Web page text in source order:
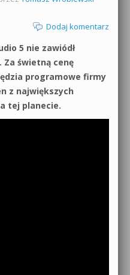
Dodaj komentarz
5 nie zawiódł
Za świetną cenę
programowe firmy
z największych
tej planecie.